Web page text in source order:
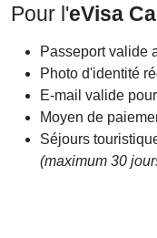
Pour l'eVisa
Passeport valide
Photo d'identité
E-mail valide
Moyen de
Séjours
(maximum 30